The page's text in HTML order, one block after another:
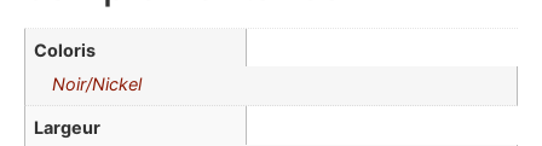
Coloris
Noir/Nickel
Largeur